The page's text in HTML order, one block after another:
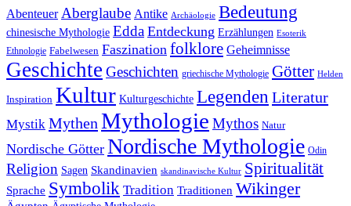
Abenteuer Aberglaube Antike Archäologie Bedeutung
chinesische Mythologie Edda Entdeckung Erzählungen Esoterik
Ethnologie Fabelwesen Faszination folklore Geheimnisse
Geschichte Geschichten griechische Mythologie Götter Helden
Inspiration Kultur Kulturgeschichte Legenden Literatur
Mystik Mythen Mythologie Mythos Natur
Nordische Götter Nordische Mythologie Odin
Religion Sagen Skandinavien skandinavische Kultur Spiritualität
Sprache Symbolik Tradition Traditionen Wikinger